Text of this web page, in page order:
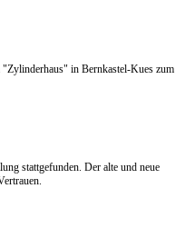
in Bernkastel-Kues zum
stattgefunden. Der alte und neue